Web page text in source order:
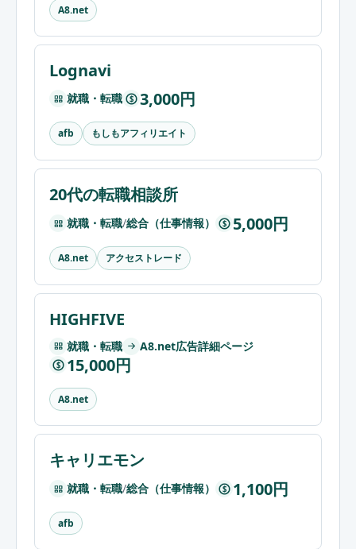
A8.net
Lognavi
就職・転職 $ 3,000円
afb もしもアフィリエイト
20代の転職相談所
就職・転職/総合（仕事情報） $ 5,000円
A8.net アクセストレード
HIGHFIVE
就職・転職 A8.net広告詳細ページ
$ 15,000円
A8.net
キャリエモン
就職・転職/総合（仕事情報） $ 1,100円
afb